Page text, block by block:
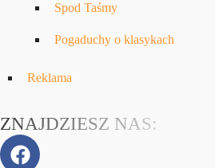
Spod Taśmy
Pogaduchy o klasykach
Reklama
ZNAJDZIESZ NAS: